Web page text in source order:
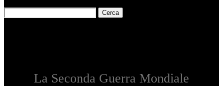
Cerca
La Seconda Guerra Mondiale